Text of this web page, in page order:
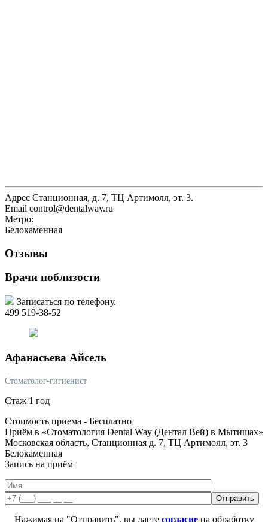
Адрес Станционная, д. 7, ТЦ Артимолл, эт. 3.
Email control@dentalway.ru
Метро:
Белокаменная
Отзывы
Врачи поблизости
Записаться по телефону.
499 519-38-52
Афанасьева Айсель
Стоматолог-гигиенист
Стаж 1 год
Стоимость приема - Бесплатно
Приём в «Стоматология Dental Way (Дентал Вей) в Мытищах»
Московская область, Станционная д. 7, ТЦ Артимолл, эт. 3
Белокаменная
Запись на приём
Нажимая на "Отправить", вы даете согласиена обработку